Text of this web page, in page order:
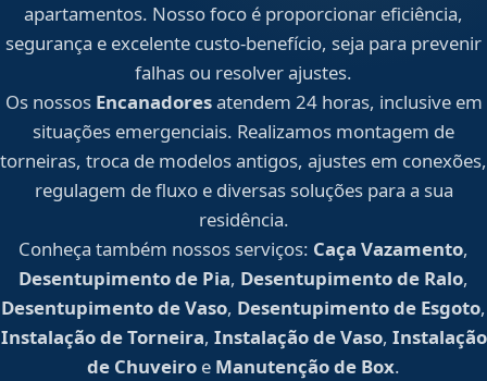
apartamentos. Nosso foco é proporcionar eficiência,
segurança e excelente custo-benefício, seja para prevenir
falhas ou resolver ajustes.
Os nossos Encanadoresatendem 24 horas, inclusive em
situações emergenciais. Realizamos montagem de
torneiras, troca de modelos antigos, ajustes em conexões,
regulagem de fluxo e diversas soluções para a sua
residência.
Conheça também nossos serviços: Caça Vazamento,
Desentupimento de Pia, Desentupimento de Ralo,
Desentupimento de Vaso, Desentupimento de Esgoto,
Instalação de Torneira, Instalação de Vaso, Instalação
de Chuveiro e Manutenção de Box.